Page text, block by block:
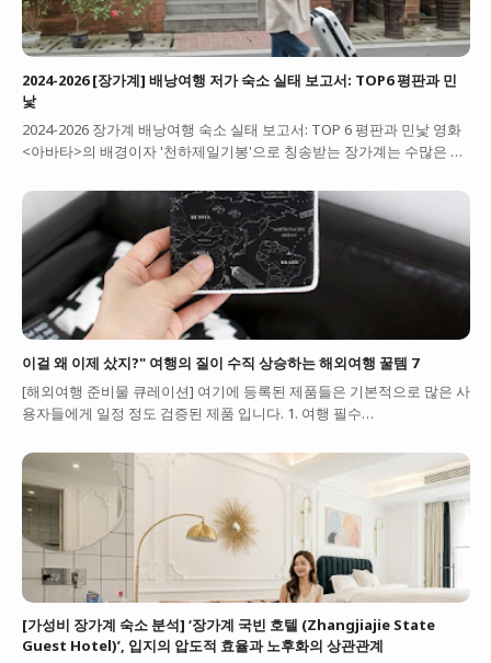
2024-2026 [장가계] 배낭여행 저가 숙소 실태 보고서: TOP6 평판과 민
낯
2024-2026 장가계 배낭여행 숙소 실태 보고서: TOP 6 평판과 민낯 영화
<아바타>의 배경이자 '천하제일기봉'으로 칭송받는 장가계는 수많은 …
이걸 왜 이제 샀지?" 여행의 질이 수직 상승하는 해외여행 꿀템 7
[해외여행 준비물 큐레이션] 여기에 등록된 제품들은 기본적으로 많은 사
용자들에게 일정 정도 검증된 제품 입니다. 1. 여행 필수…
[가성비 장가계 숙소 분석] ‘장가계 국빈 호텔 (Zhangjiajie State
Guest Hotel)’, 입지의 압도적 효율과 노후화의 상관관계